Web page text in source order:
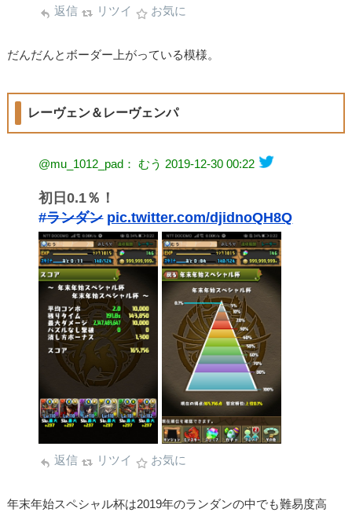
返信 リツイ お気に
だんだんとボーダー上がっている模様。
レーヴェン＆レーヴェンパ
@mu_1012_pad： むう 2019-12-30 00:22
初日0.1％！
#ランダン pic.twitter.com/djidnoQH8Q
返信 リツイ お気に
年末年始スペシャル杯は2019年のランダンの中でも難易度高